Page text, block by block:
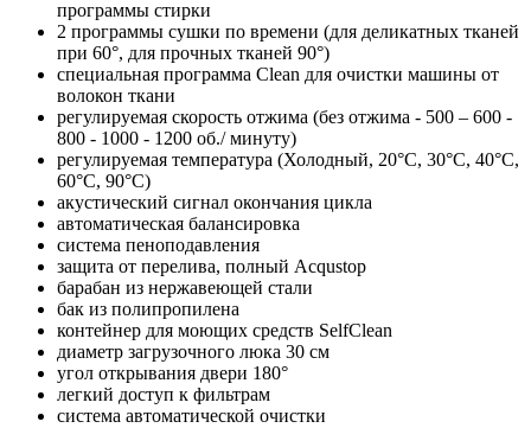
программы стирки
2 программы сушки по времени (для деликатных тканей
при 60°, для прочных тканей 90°)
специальная программа Clean для очистки машины от
волокон ткани
регулируемая скорость отжима (без отжима - 500 – 600 -
800 - 1000 - 1200 об./ минуту)
регулируемая температура (Холодный, 20°C, 30°C, 40°C,
60°C, 90°C)
акустический сигнал окончания цикла
автоматическая балансировка
система пеноподавления
защита от перелива, полный Acqustop
барабан из нержавеющей стали
бак из полипропилена
контейнер для моющих средств SelfClean
диаметр загрузочного люка 30 см
угол открывания двери 180°
легкий доступ к фильтрам
система автоматической очистки